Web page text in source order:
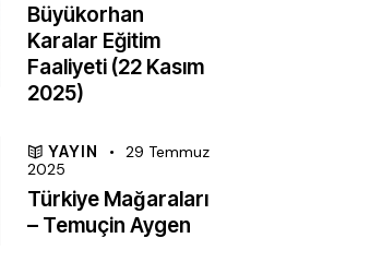
Büyükorhan
Karalar Eğitim
Faaliyeti (22 Kasım
2025)
YAYIN
29 Temmuz
2025
Türkiye Mağaraları
– Temuçin Aygen